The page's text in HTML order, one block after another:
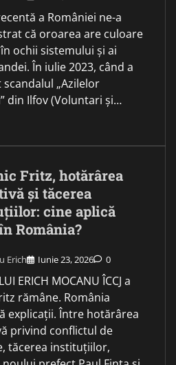
a României ne-a
că oroarea are culoare
ochii sistemului și ai
În iulie 2023, când a
„Azilelor
din Ilfov (Voluntari și…
Fritz, hotărârea
și tăcerea
cine aplică
România?
Erich Iunie 23, 2026 0
ERICH MOCANU ÎCCJ a
rămâne. România
explicații. Între hotărârea
privind conflictul de
tăcerea instituțiilor,